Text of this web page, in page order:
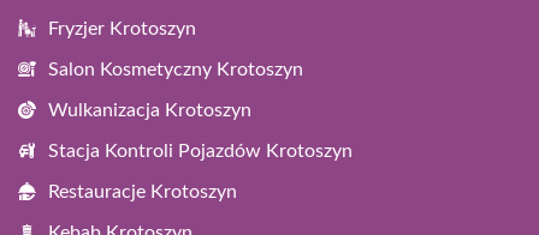
Fryzjer Krotoszyn
Salon Kosmetyczny Krotoszyn
Wulkanizacja Krotoszyn
Stacja Kontroli Pojazdów Krotoszyn
Restauracje Krotoszyn